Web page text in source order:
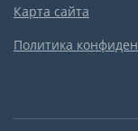
Карта сайта
Политика